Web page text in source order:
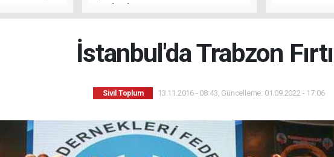
İstanbul'da Trabzon
Sivil Toplum 13.11.2016 - 08:43, Güncelleme: 01.09.2022 - 17:06